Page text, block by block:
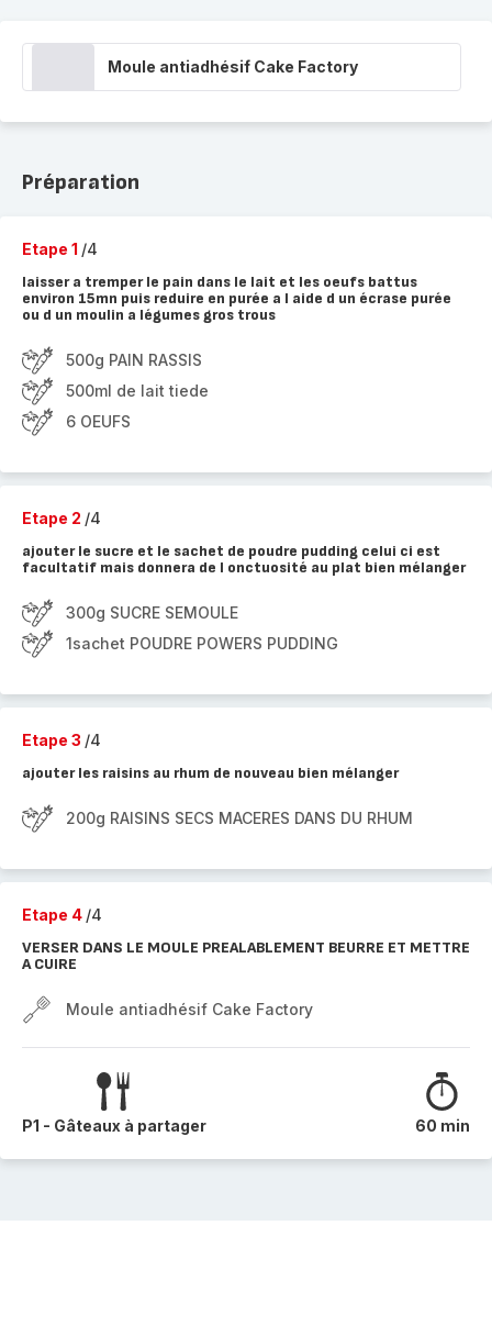
Moule antiadhésif Cake Factory
Préparation
Etape 1 /4
laisser a tremper le pain dans le lait et les oeufs battus
environ 15mn puis reduire en purée a l aide d un écrase purée
ou d un moulin a légumes gros trous
500g PAIN RASSIS
500ml de lait tiede
6 OEUFS
Etape 2 /4
ajouter le sucre et le sachet de poudre pudding celui ci est
facultatif mais donnera de l onctuosité au plat bien mélanger
300g SUCRE SEMOULE
1sachet POUDRE POWERS PUDDING
Etape 3 /4
ajouter les raisins au rhum de nouveau bien mélanger
200g RAISINS SECS MACERES DANS DU RHUM
Etape 4 /4
VERSER DANS LE MOULE PREALABLEMENT BEURRE ET METTRE
A CUIRE
Moule antiadhésif Cake Factory
P1 - Gâteaux à partager 60 min